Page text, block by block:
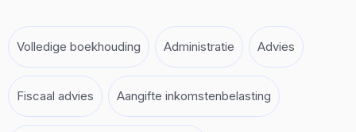
Volledige boekhouding Administratie Advies
Fiscaal advies Aangifte inkomstenbelasting